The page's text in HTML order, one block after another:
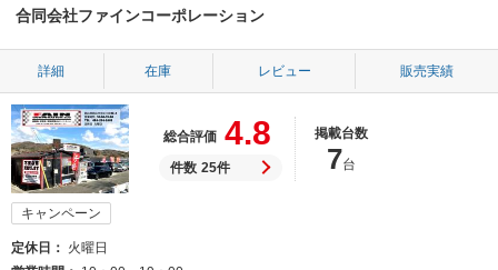
合同会社ファインコーポレーション
詳細 在庫 レビュー 販売実績
総合評価 4.8
件数 25件
掲載台数
7台
キャンペーン
定休日
火曜日